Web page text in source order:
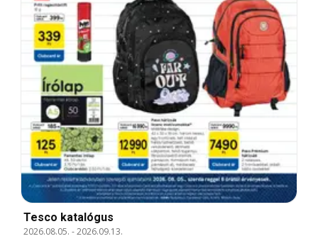
Tesco katalógus
2026.08.05. -2026.09.13.